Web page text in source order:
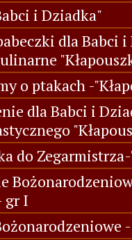
i Dziadka"
dla Babci
o ptakach -
dla Babci i
do
gr I